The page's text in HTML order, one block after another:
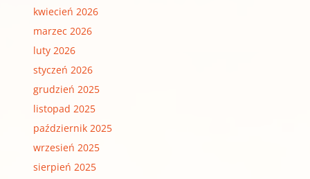
kwiecień 2026
marzec 2026
luty 2026
styczeń 2026
grudzień 2025
listopad 2025
październik 2025
wrzesień 2025
sierpień 2025